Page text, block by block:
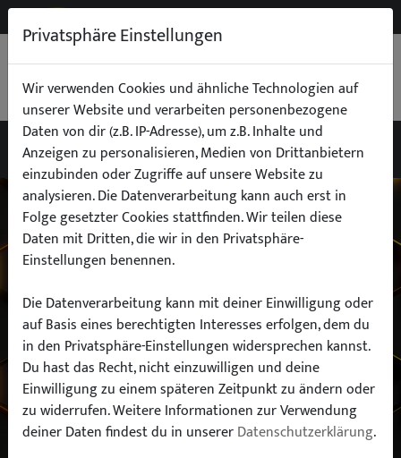
0,00 €
Wähle dein Auto
finde alle passenden Teile schnell und
einfach
Hersteller:
Modell:
Privatsphäre Einstellungen
Wir verwenden Cookies und ähnliche Technologien auf
unserer Website und verarbeiten personenbezogene
Daten von dir (z.B. IP-Adresse), um z.B. Inhalte und
Anzeigen zu personalisieren, Medien von Drittanbietern
einzubinden oder Zugriffe auf unsere Website zu
analysieren. Die Datenverarbeitung kann auch erst in
Folge gesetzter Cookies stattfinden. Wir teilen diese
Daten mit Dritten, die wir in den Privatsphäre-
Einstellungen benennen.
Die Datenverarbeitung kann mit deiner Einwilligung oder
auf Basis eines berechtigten Interesses erfolgen, dem du
in den Privatsphäre-Einstellungen widersprechen kannst.
Du hast das Recht, nicht einzuwilligen und deine
Einwilligung zu einem späteren Zeitpunkt zu ändern oder
zu widerrufen. Weitere Informationen zur Verwendung
deiner Daten findest du in unsererDatenschutzerklärung.